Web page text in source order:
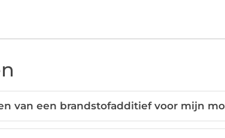
van een brandstofadditief voor mijn